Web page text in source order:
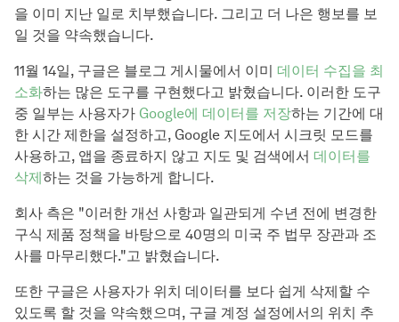
을 이미 지난 일로 치부했습니다. 그리고 더 나은 행보를 보
일 것을 약속했습니다.
11월 14일, 구글은 블로그 게시물에서 이미 데이터 수집을 최
소화하는 많은 도구를 구현했다고 밝혔습니다. 이러한 도구
중 일부는 사용자가 Google에 데이터를 저장하는 기간에 대
한 시간 제한을 설정하고, Google 지도에서 시크릿 모드를
사용하고, 앱을 종료하지 않고 지도 및 검색에서 데이터를
삭제하는 것을 가능하게 합니다.
회사 측은 "이러한 개선 사항과 일관되게 수년 전에 변경한
구식 제품 정책을 바탕으로 40명의 미국 주 법무 장관과 조
사를 마무리했다."고 밝혔습니다.
또한 구글은 사용자가 위치 데이터를 보다 쉽게 삭제할 수
있도록 할 것을 약속했으며, 구글 계정 설정에서의 위치 추